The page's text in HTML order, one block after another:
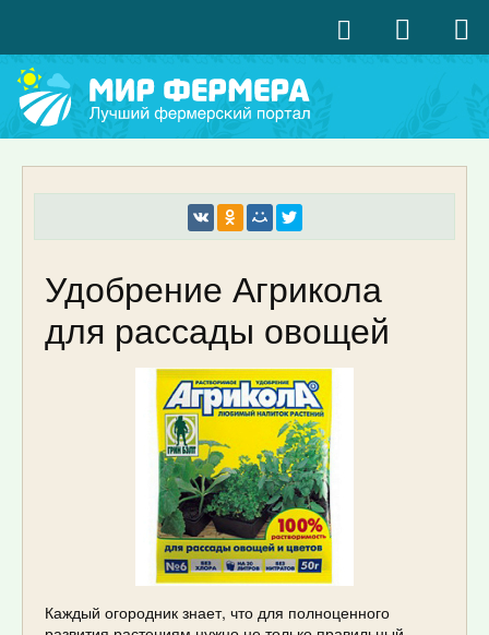
Удобрение Агрикола
для рассады овощей
Каждый огородник знает, что для полноценного